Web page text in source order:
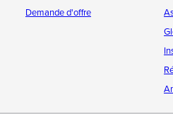
Demande d'offre